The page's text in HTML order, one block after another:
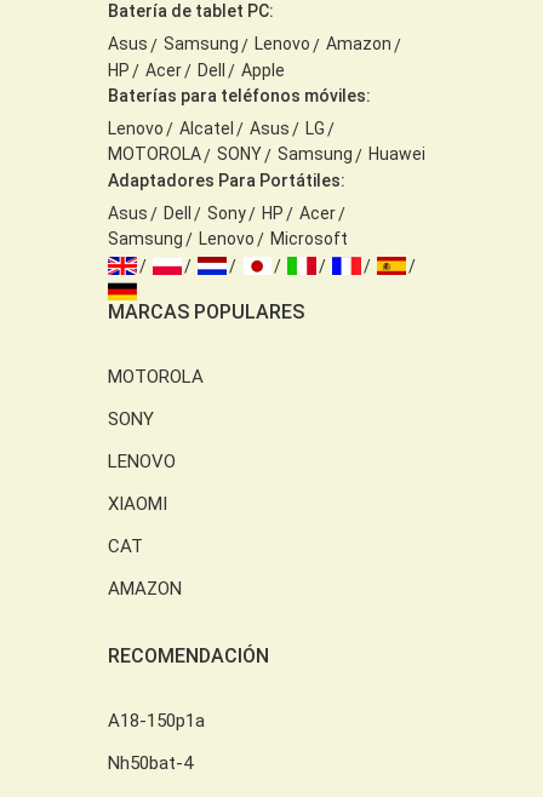
Batería de tablet PC:
Asus
Samsung Lenovo
Amazon
HP
Acer Dell
Apple
Baterías para teléfonos móviles:
Lenovo
Alcatel Asus
LG
MOTOROLA
SONY Samsung
Huawei
Adaptadores Para Portátiles:
Asus
Dell Sony HP
Acer
Samsung
Lenovo Microsoft
MARCAS POPULARES
MOTOROLA
SONY
LENOVO
XIAOMI
CAT
AMAZON
RECOMENDACIÓN
A18-150p1a
Nh50bat-4